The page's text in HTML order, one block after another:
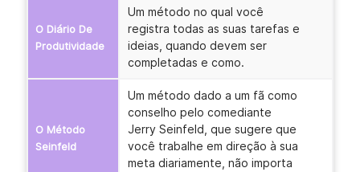
O Diário De
Produtividade
Um método no qual você
registra todas as suas tarefas e
ideias, quando devem ser
completadas e como.
O Método
Seinfeld
Um método dado a um fã como
conselho pelo comediante
Jerry Seinfeld, que sugere que
você trabalhe em direção à sua
meta diariamente, não importa